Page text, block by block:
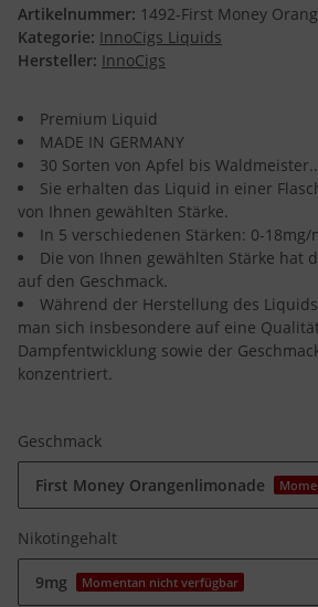
Artikelnummer: 1492-First Money
Kategorie: InnoCigs Liquids
Hersteller: InnoCigs
Premium Liquid
MADE IN GERMANY
30 Sorten von Apfel bis
Sie erhalten das Liquid in einer
von Ihnen gewählten Stärke.
In 5 verschiedenen Stärken: 0-18mg/
Die von Ihnen gewählten Stärke hat
auf den Geschmack.
Während der Herstellung des
man sich insbesondere auf eine
Dampfentwicklung sowie der
konzentriert.
Geschmack
First Money Orangenlimonade
Nikotingehalt
9mg Momentan nicht verfügbar